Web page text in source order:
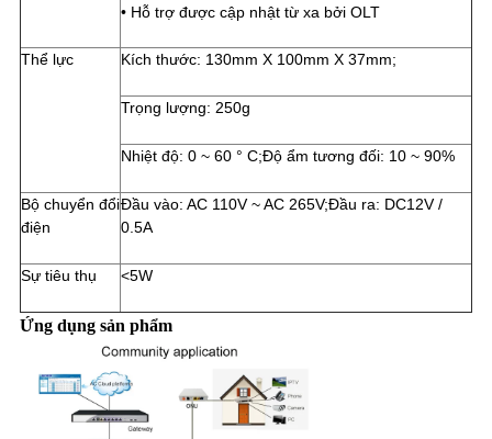
• Hỗ trợ được cập nhật từ xa bởi OLT
Thể lực Kích thước: 130mm X 100mm X 37mm;
Trọng lượng: 250g
Nhiệt độ: 0 ~ 60 ° C;Độ ẩm tương đối: 10 ~ 90%
Bộ chuyển đổi
điện
Đầu vào: AC 110V ~ AC 265V;Đầu ra: DC12V /
0.5A
Sự tiêu thụ <5W
Ứng dụng sản phẩm